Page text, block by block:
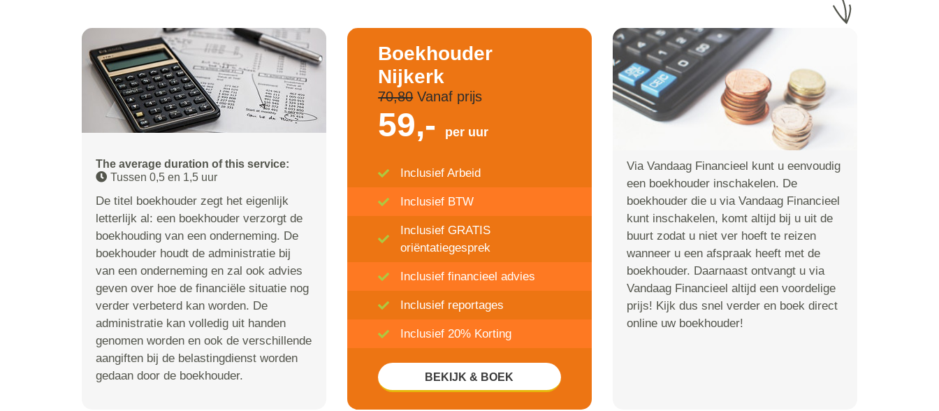
The average duration of this service:
Tussen 0,5 en 1,5 uur
De titel boekhouder zegt het eigenlijk
letterlijk al: een boekhouder verzorgt de
boekhouding van een onderneming. De
boekhouder houdt de administratie bij
van een onderneming en zal ook advies
geven over hoe de financiële situatie nog
verder verbeterd kan worden. De
administratie kan volledig uit handen
genomen worden en ook de verschillende
aangiften bij de belastingdienst worden
gedaan door de boekhouder.
Boekhouder
Nijkerk
70,80Vanaf prijs
59,- per uur
Inclusief Arbeid
Inclusief BTW
Inclusief GRATIS
oriëntatiegesprek
Inclusief financieel advies
Inclusief reportages
Inclusief 20% Korting
BEKIJK & BOEK
Via Vandaag Financieel kunt u eenvoudig
een boekhouder inschakelen. De
boekhouder die u via Vandaag Financieel
kunt inschakelen, komt altijd bij u uit de
buurt zodat u niet ver hoeft te reizen
wanneer u een afspraak heeft met de
boekhouder. Daarnaast ontvangt u via
Vandaag Financieel altijd een voordelige
prijs! Kijk dus snel verder en boek direct
online uw boekhouder!